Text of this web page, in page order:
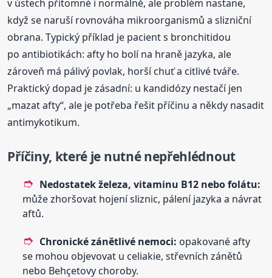
v ústech přítomné i normálně, ale problém nastane,
když se naruší rovnováha mikroorganismů a slizniční
obrana. Typický příklad je pacient s bronchitidou
po antibiotikách: afty ho bolí na hraně jazyka, ale
zároveň má pálivý povlak, horší chuť a citlivé tváře.
Praktický dopad je zásadní: u kandidózy nestačí jen
„mazat afty“, ale je potřeba řešit příčinu a někdy nasadit
antimykotikum.
Příčiny, které je nutné nepřehlédnout
Nedostatek železa, vitaminu B12 nebo folátu:
může zhoršovat hojení sliznic, pálení jazyka a návrat
aftů.
Chronické zánětlivé nemoci: opakované afty
se mohou objevovat u celiakie, střevních zánětů
nebo Behçetovy choroby.